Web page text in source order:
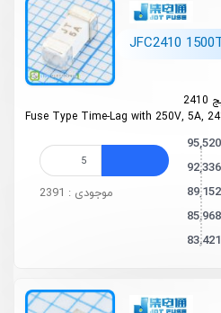
JFC2410
Fuse Type Time-Lag with 250V, 5A,
موجودی : 2391